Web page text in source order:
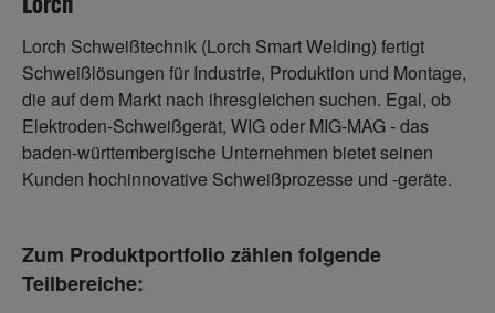
Lorch Schweißtechnik (Lorch Smart Welding) fertigt
Schweißlösungen für Industrie, Produktion und Montage,
die auf dem Markt nach ihresgleichen suchen. Egal, ob
Elektroden-Schweißgerät, WIG oder MIG-MAG - das
baden-württembergische Unternehmen bietet seinen
Kunden hochinnovative Schweißprozesse und -geräte.
Zum Produktportfolio zählen folgende
Teilbereiche: